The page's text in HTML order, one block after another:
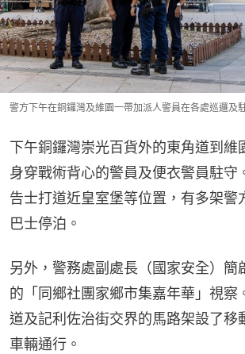
警方下午在銅鑼灣及維園一帶加派人警員在各處巡邏及
下午銅鑼灣崇光百貨外的東角道到維
身穿戰術背心的警員及便衣警員駐守
告士打道近皇室堡等位置，有多架警
巴士停泊。
另外，警務處副處長（國家安全）簡
的「同鄉社團家鄉市集嘉年華」視察
道及記利佐治街交界的馬路架設了移
車輛通行。